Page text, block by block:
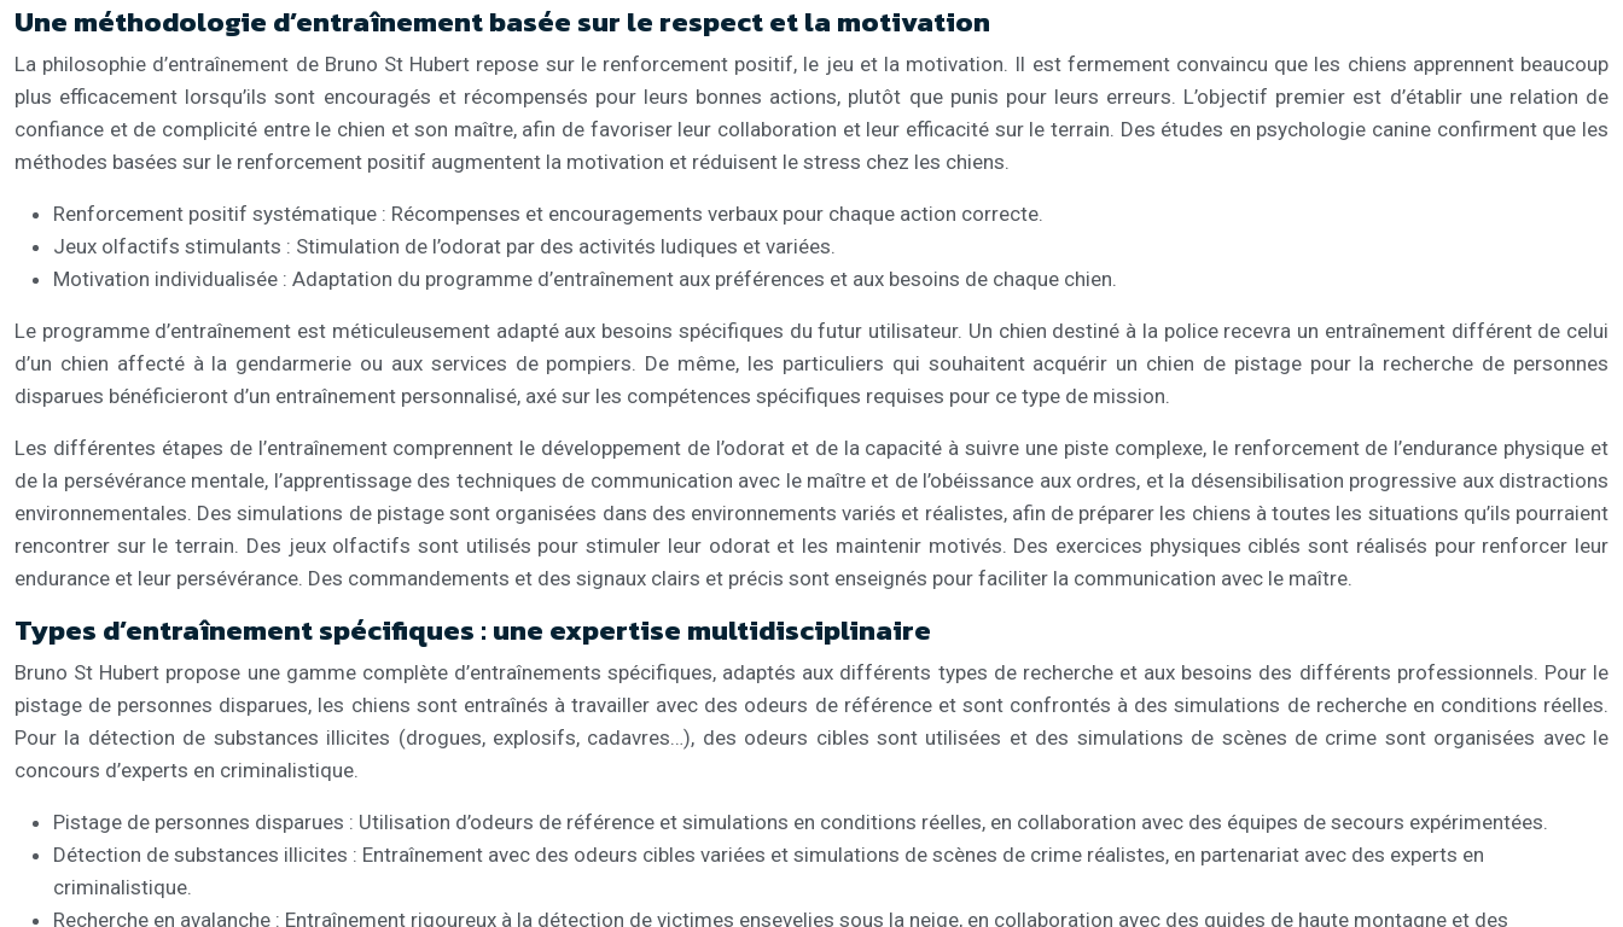
Une méthodologie d’entraînement basée sur le respect et la motivation
La philosophie d’entraînement de Bruno St Hubert repose sur le renforcement positif, le jeu et la motivation. Il est fermement convaincu que les chiens apprennent beaucoup
plus efficacement lorsqu’ils sont encouragés et récompensés pour leurs bonnes actions, plutôt que punis pour leurs erreurs. L’objectif premier est d’établir une relation de
confiance et de complicité entre le chien et son maître, afin de favoriser leur collaboration et leur efficacité sur le terrain. Des études en psychologie canine confirment que les
méthodes basées sur le renforcement positif augmentent la motivation et réduisent le stress chez les chiens.
Renforcement positif systématique : Récompenses et encouragements verbaux pour chaque action correcte.
Jeux olfactifs stimulants : Stimulation de l’odorat par des activités ludiques et variées.
Motivation individualisée : Adaptation du programme d’entraînement aux préférences et aux besoins de chaque chien.
Le programme d’entraînement est méticuleusement adapté aux besoins spécifiques du futur utilisateur. Un chien destiné à la police recevra un entraînement différent de celui
d’un chien affecté à la gendarmerie ou aux services de pompiers. De même, les particuliers qui souhaitent acquérir un chien de pistage pour la recherche de personnes
disparues bénéficieront d’un entraînement personnalisé, axé sur les compétences spécifiques requises pour ce type de mission.
Les différentes étapes de l’entraînement comprennent le développement de l’odorat et de la capacité à suivre une piste complexe, le renforcement de l’endurance physique et
de la persévérance mentale, l’apprentissage des techniques de communication avec le maître et de l’obéissance aux ordres, et la désensibilisation progressive aux distractions
environnementales. Des simulations de pistage sont organisées dans des environnements variés et réalistes, afin de préparer les chiens à toutes les situations qu’ils pourraient
rencontrer sur le terrain. Des jeux olfactifs sont utilisés pour stimuler leur odorat et les maintenir motivés. Des exercices physiques ciblés sont réalisés pour renforcer leur
endurance et leur persévérance. Des commandements et des signaux clairs et précis sont enseignés pour faciliter la communication avec le maître.
Types d’entraînement spécifiques : une expertise multidisciplinaire
Bruno St Hubert propose une gamme complète d’entraînements spécifiques, adaptés aux différents types de recherche et aux besoins des différents professionnels. Pour le
pistage de personnes disparues, les chiens sont entraînés à travailler avec des odeurs de référence et sont confrontés à des simulations de recherche en conditions réelles.
Pour la détection de substances illicites (drogues, explosifs, cadavres…), des odeurs cibles sont utilisées et des simulations de scènes de crime sont organisées avec le
concours d’experts en criminalistique.
Pistage de personnes disparues : Utilisation d’odeurs de référence et simulations en conditions réelles, en collaboration avec des équipes de secours expérimentées.
Détection de substances illicites : Entraînement avec des odeurs cibles variées et simulations de scènes de crime réalistes, en partenariat avec des experts en
criminalistique.
Recherche en avalanche : Entraînement rigoureux à la détection de victimes ensevelies sous la neige, en collaboration avec des guides de haute montagne et des